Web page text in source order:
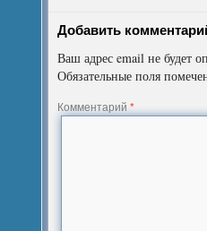
Добавить
Ваш адрес email не будет
Обязательные поля
Комментарий*